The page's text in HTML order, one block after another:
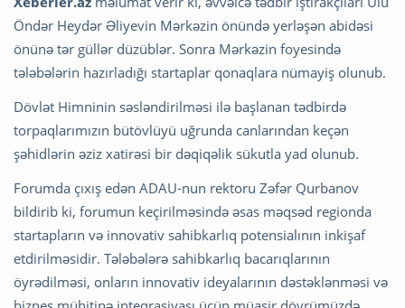
Öndər Heydər Əliyevin Mərkəzin önündə yerləşən abidəsi
önünə tər güllər düzüblər. Sonra Mərkəzin foyesində
tələbələrin hazırladığı startaplar qonaqlara nümayiş olunub.
Dövlət Himninin səsləndirilməsi ilə başlanan tədbirdə
torpaqlarımızın bütövlüyü uğrunda canlarından keçən
şəhidlərin əziz xatirəsi bir dəqiqəlik sükutla yad olunub.
Forumda çıxış edən ADAU-nun rektoru Zəfər Qurbanov
bildirib ki, forumun keçirilməsində əsas məqsəd regionda
startapların və innovativ sahibkarlıq potensialının inkişaf
etdirilməsidir. Tələbələrə sahibkarlıq bacarıqlarının
öyrədilməsi, onların innovativ ideyalarının dəstəklənməsi və